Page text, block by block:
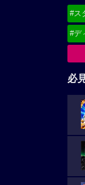
#ス
#デ
必